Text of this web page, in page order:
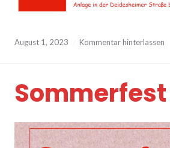
August 1, 2023 Kommentar hinterlassen
Sommerfest